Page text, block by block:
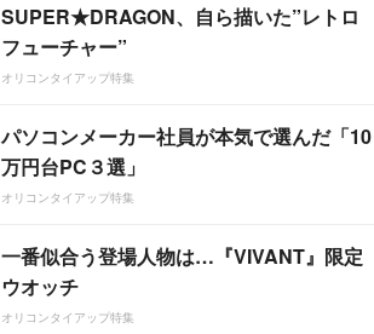
SUPER★DRAGON、自ら描いた”レトロ
フューチャー”
オリコンタイアップ特集
パソコンメーカー社員が本気で選んだ「10
万円台PC３選」
オリコンタイアップ特集
一番似合う登場人物は…『VIVANT』限定
ウオッチ
オリコンタイアップ特集